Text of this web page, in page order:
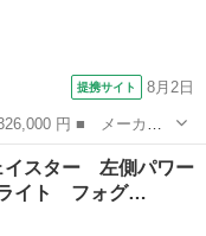
提携サイト 8月2日
： Ｓ ディスプレイ
カメラ ＵＳＢ プッシ
イスター 左側パワー
イト フォグ…